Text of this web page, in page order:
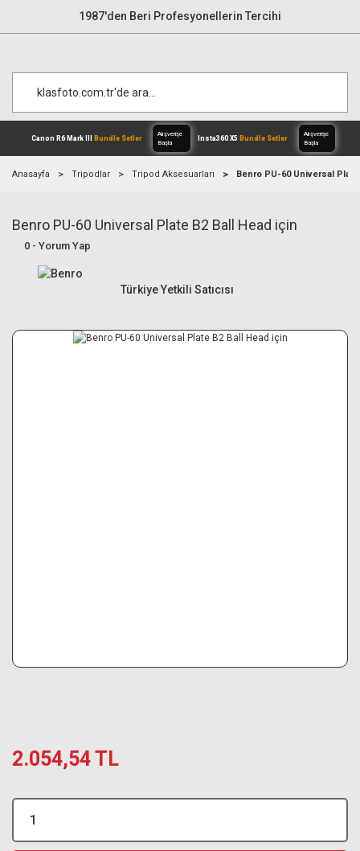
1987'den Beri Profesyonellerin Tercihi
Canon R6 Mark III Bundle Setler
Alışverişe
Anasayfa Tripodlar Tripod Aksesuarları Benro PU-60 Universal
Benro PU-60 Universal Plate B2 Ball Head için
0 - Yorum Yap
Türkiye Yetkili Satıcısı
2.054,54 TL